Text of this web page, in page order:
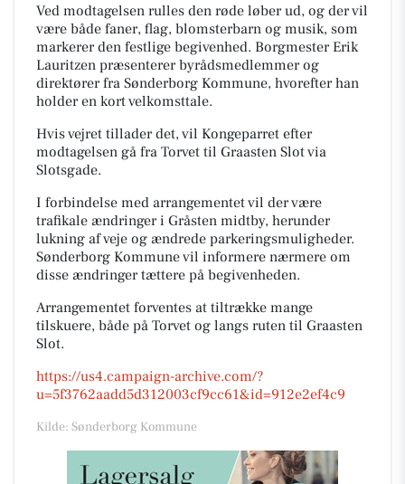
Ved modtagelsen rulles den røde løber ud, og der vil
være både faner, flag, blomsterbarn og musik, som
markerer den festlige begivenhed. Borgmester Erik
Lauritzen præsenterer byrådsmedlemmer og
direktører fra Sønderborg Kommune, hvorefter han
holder en kort velkomsttale.
Hvis vejret tillader det, vil Kongeparret efter
modtagelsen gå fra Torvet til Graasten Slot via
Slotsgade.
I forbindelse med arrangementet vil der være
trafikale ændringer i Gråsten midtby, herunder
lukning af veje og ændrede parkeringsmuligheder.
Sønderborg Kommune vil informere nærmere om
disse ændringer tættere på begivenheden.
Arrangementet forventes at tiltrække mange
tilskuere, både på Torvet og langs ruten til Graasten
Slot.
https://us4.campaign-archive.com/?
u=5f3762aadd5d312003cf9cc61&id=912e2ef4c9
Kilde: Sønderborg Kommune